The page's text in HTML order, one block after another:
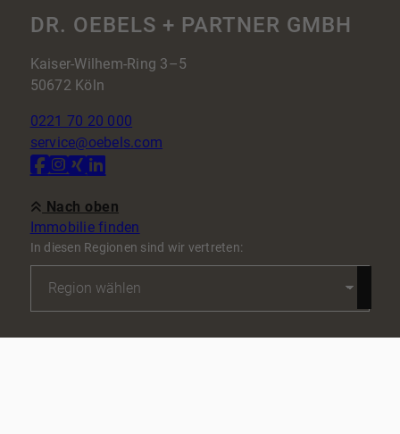
DR. OEBELS + PARTNER GMBH
Kaiser-Wilhem-Ring 3–5
50672 Köln
0221 70 20 000
service@oebels.com
In diesen Regionen sind wir vertreten:
Nach oben
Immobilie finden